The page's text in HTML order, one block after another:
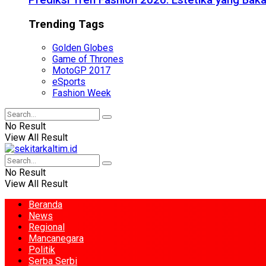
Trending Tags
Golden Globes
Game of Thrones
MotoGP 2017
eSports
Fashion Week
No Result
View All Result
No Result
View All Result
Beranda
News
Regional
Mancanegara
Politik
Serba Serbi